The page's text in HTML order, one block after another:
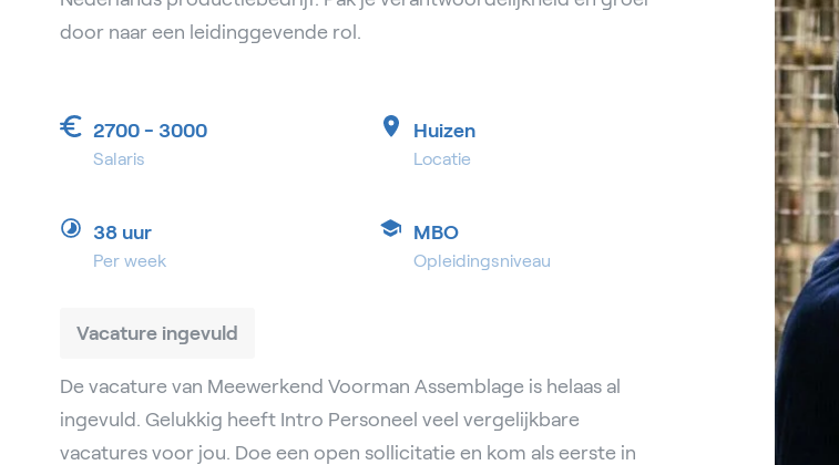
door naar een leidinggevende rol.
2700 - 3000
Salaris
Huizen
Locatie
38 uur
Per week
MBO
Opleidingsniveau
Vacature ingevuld
De vacature van Meewerkend Voorman Assemblage is helaas al
ingevuld. Gelukkig heeft Intro Personeel veel vergelijkbare
vacatures voor jou. Doe een open sollicitatie en kom als eerste in